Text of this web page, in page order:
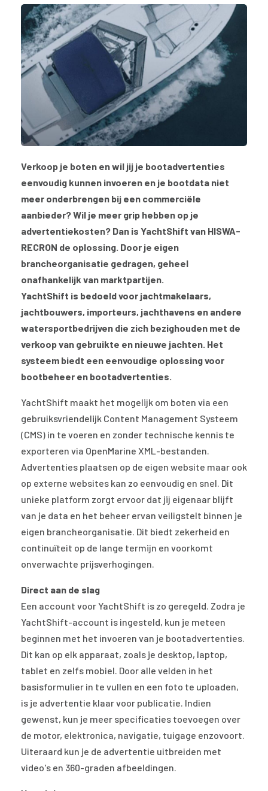
Verkoop je boten en wil jij je bootadvertenties
eenvoudig kunnen invoeren en je bootdata niet
meer onderbrengen bij een commerciële
aanbieder? Wil je meer grip hebben op je
advertentiekosten? Dan is YachtShift van HISWA-
RECRON de oplossing. Door je eigen
brancheorganisatie gedragen, geheel
onafhankelijk van marktpartijen.
YachtShift is bedoeld voor jachtmakelaars,
jachtbouwers, importeurs, jachthavens en andere
watersportbedrijven die zich bezighouden met de
verkoop van gebruikte en nieuwe jachten. Het
systeem biedt een eenvoudige oplossing voor
bootbeheer en bootadvertenties.
YachtShift maakt het mogelijk om boten via een
gebruiksvriendelijk Content Management Systeem
(CMS) in te voeren en zonder technische kennis te
exporteren via OpenMarine XML-bestanden.
Advertenties plaatsen op de eigen website maar ook
op externe websites kan zo eenvoudig en snel. Dit
unieke platform zorgt ervoor dat jij eigenaar blijft
van je data en het beheer ervan veiligstelt binnen je
eigen brancheorganisatie. Dit biedt zekerheid en
continuïteit op de lange termijn en voorkomt
onverwachte prijsverhogingen.
Direct aan de slag
Een account voor YachtShift is zo geregeld. Zodra je
YachtShift-account is ingesteld, kun je meteen
beginnen met het invoeren van je bootadvertenties.
Dit kan op elk apparaat, zoals je desktop, laptop,
tablet en zelfs mobiel. Door alle velden in het
basisformulier in te vullen en een foto te uploaden,
is je advertentie klaar voor publicatie. Indien
gewenst, kun je meer specificaties toevoegen over
de motor, elektronica, navigatie, tuigage enzovoort.
Uiteraard kun je de advertentie uitbreiden met
video's en 360-graden afbeeldingen.